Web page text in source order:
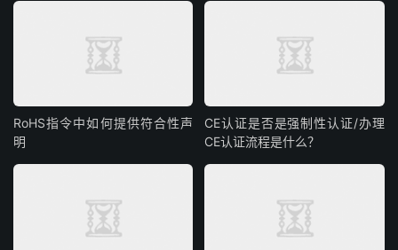
RoHS指令中如何提供符合性声
明
CE认证是否是强制性认证/办理
CE认证流程是什么？